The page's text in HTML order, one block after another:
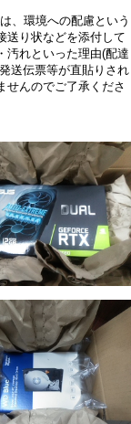
、環境への配慮という
送り状などを添付して
汚れといった理由(配達
送伝票等が直貼りされ
せんのでご了承くださ